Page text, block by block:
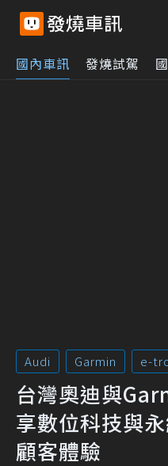
國內車訊 發燒試駕
Audi Garmin e-
台灣奧迪與
享數位科技與
顧客體驗